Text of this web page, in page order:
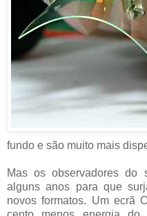
fundo e são muito mais
Mas os observadores do
alguns anos para que
novos formatos. Um ecrã